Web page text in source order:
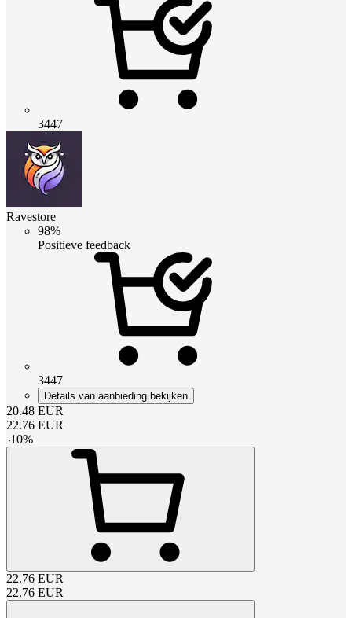
3447
Ravestore
98%
Positieve feedback
3447
Details van aanbieding bekijken
20.48 EUR
22.76 EUR
-10%
22.76 EUR
22.76 EUR